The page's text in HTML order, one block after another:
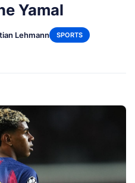
Yamal
Lehmann SPORTS